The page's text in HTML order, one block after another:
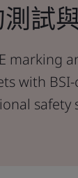
試
marking
with BSI-
safety